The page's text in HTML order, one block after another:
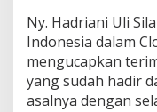
Ny. Hadriani Uli
Indonesia dalam
mengucapkan
yang sudah hadir
asalnya dengan